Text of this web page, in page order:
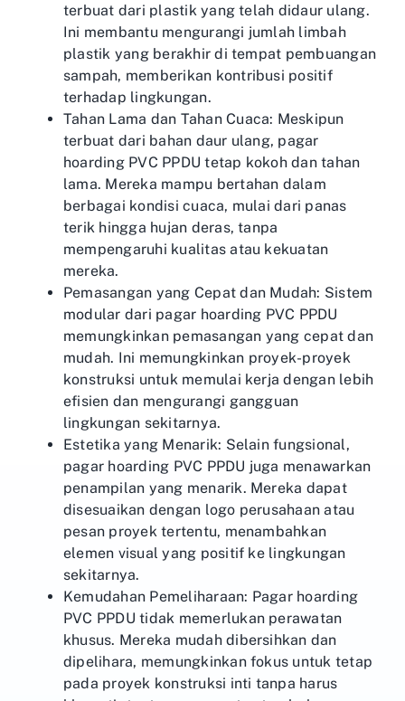
terbuat dari plastik yang telah didaur ulang.
Ini membantu mengurangi jumlah limbah
plastik yang berakhir di tempat pembuangan
sampah, memberikan kontribusi positif
terhadap lingkungan.
Tahan Lama dan Tahan Cuaca: Meskipun
terbuat dari bahan daur ulang, pagar
hoarding PVC PPDU tetap kokoh dan tahan
lama. Mereka mampu bertahan dalam
berbagai kondisi cuaca, mulai dari panas
terik hingga hujan deras, tanpa
mempengaruhi kualitas atau kekuatan
mereka.
Pemasangan yang Cepat dan Mudah: Sistem
modular dari pagar hoarding PVC PPDU
memungkinkan pemasangan yang cepat dan
mudah. Ini memungkinkan proyek-proyek
konstruksi untuk memulai kerja dengan lebih
efisien dan mengurangi gangguan
lingkungan sekitarnya.
Estetika yang Menarik: Selain fungsional,
pagar hoarding PVC PPDU juga menawarkan
penampilan yang menarik. Mereka dapat
disesuaikan dengan logo perusahaan atau
pesan proyek tertentu, menambahkan
elemen visual yang positif ke lingkungan
sekitarnya.
Kemudahan Pemeliharaan: Pagar hoarding
PVC PPDU tidak memerlukan perawatan
khusus. Mereka mudah dibersihkan dan
dipelihara, memungkinkan fokus untuk tetap
pada proyek konstruksi inti tanpa harus